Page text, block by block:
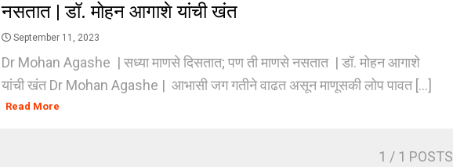
नसतात | डॉ. मोहन आगाशे यांची खंत
September 11, 2023
Dr Mohan Agashe | सध्या माणसे दिसतात; पण ती माणसे नसतात | डॉ. मोहन आगाशे
यांची खंत Dr Mohan Agashe | आभासी जग गतीने वाढत असून माणूसकी लोप पावत [...]
Read More
1 / 1 POSTS